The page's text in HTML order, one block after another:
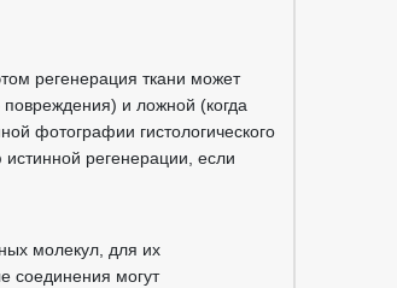
регенерация ткани может
повреждения) и ложной (когда
фотографии гистологического
регенерации, если
молекул, для их
соединения могут